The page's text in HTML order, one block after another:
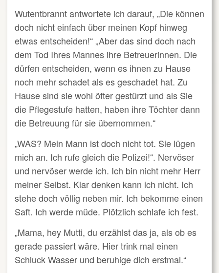
Wutentbrannt antwortete ich darauf, „Die können
doch nicht einfach über meinen Kopf hinweg
etwas entscheiden!“ „Aber das sind doch nach
dem Tod Ihres Mannes ihre Betreuerinnen. Die
dürfen entscheiden, wenn es ihnen zu Hause
noch mehr schadet als es geschadet hat. Zu
Hause sind sie wohl öfter gestürzt und als Sie
die Pflegestufe hatten, haben ihre Töchter dann
die Betreuung für sie übernommen.“
„WAS? Mein Mann ist doch nicht tot. Sie lügen
mich an. Ich rufe gleich die Polizei!“. Nervöser
und nervöser werde ich. Ich bin nicht mehr Herr
meiner Selbst. Klar denken kann ich nicht. Ich
stehe doch völlig neben mir. Ich bekomme einen
Saft. Ich werde müde. Plötzlich schlafe ich fest.
„Mama, hey Mutti, du erzählst das ja, als ob es
gerade passiert wäre. Hier trink mal einen
Schluck Wasser und beruhige dich erstmal.“